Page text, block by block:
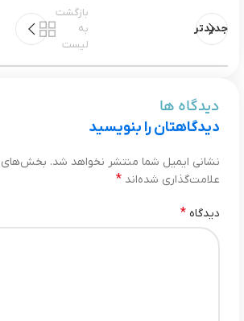
جدیدتر
بازگشت
به
لیست
دیدگاه ها
دیدگاهتان را بنویسید
نشانی ایمیل شما منتشر نخواهد شد. بخش‌های
علامت‌گذاری شده‌اند *
دیدگاه *